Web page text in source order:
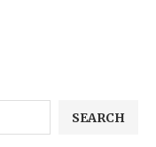
SEARCH